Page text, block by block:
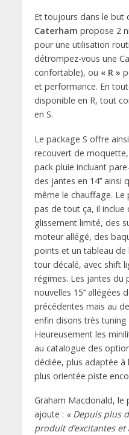
Et toujours dans le but
Caterham propose 2
pour une utilisation
détrompez-vous une
confortable), ou « R »
et performance. En
disponible en R, tout
en S.
Le package S offre
recouvert de
pack pluie incluant
des jantes en 14’’
même le chauffage. Le
pas de tout ça, il inclue
glissement limité, des
moteur allégé, des
points et un tableau
tour décalé, avec shift
régimes. Les jantes du
nouvelles 15’’
précédentes mais au
enfin disons très
Heureusement les
au catalogue des
dédiée, plus adaptée
plus orientée piste
Graham Macdonald, le
ajoute : « Depuis plus
produit d’excitantes